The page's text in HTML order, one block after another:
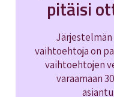
pitäisi
Järjestelmän
vaihtoehtoja on
vaihtoehtojen
varaamaan